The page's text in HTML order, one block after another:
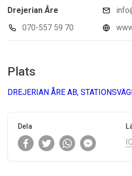
Drejerian Åre
070-557 59 70
Plats
DREJERIAN ÅRE AB,
Dela